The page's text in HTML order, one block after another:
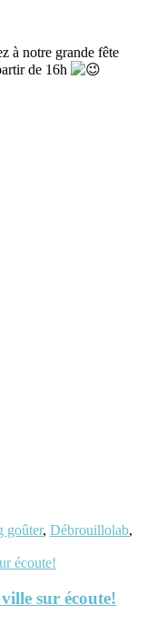
à notre grande fête
de 16h
goûter, Débrouillolab,
sur écoute!